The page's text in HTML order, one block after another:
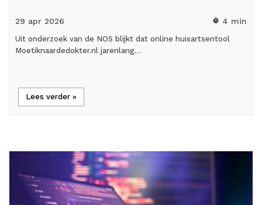
29 apr 2026 timer 4 min
Uit onderzoek van de NOS blijkt dat online huisartsentool
Moetiknaardedokter.nl jarenlang…
Lees verder »